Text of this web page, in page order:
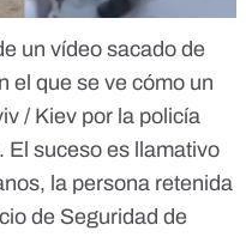
un vídeo sacado de
el que se ve cómo un
/ Kiev por la policía
El suceso es llamativo
, la persona retenida
de Seguridad de